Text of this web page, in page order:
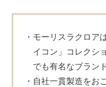
モーリスラクロア
イコン」コレクシ
でも有名なブラン
自社一貫製造をお